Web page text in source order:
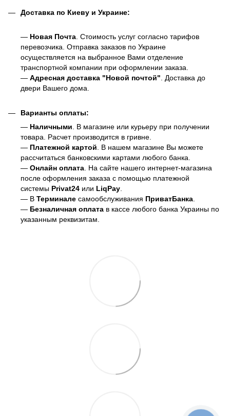
Доставка по Киеву и Украине:
— Новая Почта . Стоимость услуг согласно тарифов
перевозчика. Отправка заказов по Украине
осуществляется на выбранное Вами отделение
транспортной компании при оформлении заказа.
— Адресная доставка "Новой почтой" . Доставка до
двери Вашего дома.
Варианты оплаты:
— Наличными . В магазине или курьеру при получении
товара. Расчет производится в гривне.
— Платежной картой . В нашем магазине Вы можете
рассчитаться банковскими картами любого банка.
— Онлайн оплата . На сайте нашего интернет-магазина
после оформления заказа с помощью платежной
системы Privat24 или LiqPay
— В Терминале самообслуживания ПриватБанка
— Безналичная оплата в кассе любого банка Украины по
указанным реквизитам.